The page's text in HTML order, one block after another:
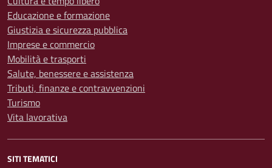
Educazione e formazione
Giustizia e sicurezza pubblica
Imprese e commercio
Mobilità e trasporti
Salute, benessere e assistenza
Tributi, finanze e contravvenzioni
Turismo
Vita lavorativa
SITI TEMATICI